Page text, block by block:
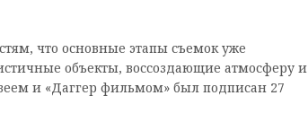
что основные этапы съемок уже
объекты, воссоздающие атмосферу и
и «Даггер фильмом» был подписан 27